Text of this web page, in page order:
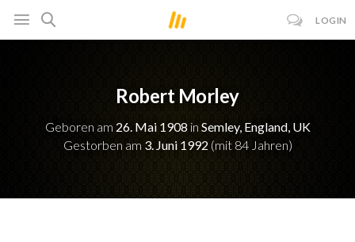
LOGIN
Robert Morley
Geboren am 26. Mai 1908in Semley, England, UK
Gestorben am 3. Juni 1992(mit 84 Jahren)